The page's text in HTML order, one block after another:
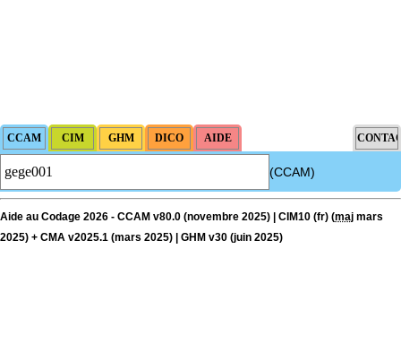
(CCAM)
Aide au Codage 2026 - CCAM v80.0 (novembre 2025) | CIM10 (fr) (maj mars
2025) + CMA v2025.1 (mars 2025) | GHM v30 (juin 2025)